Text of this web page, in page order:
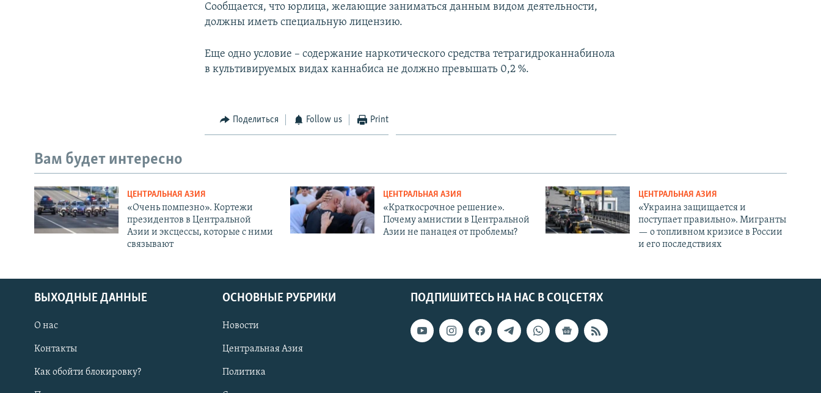
Сообщается, что юрлица, желающие заниматься данным видом деятельности,
должны иметь специальную лицензию.
Еще одно условие – содержание наркотического средства тетрагидроканнабинола
в культивируемых видах каннабиса не должно превышать 0,2 %.
Поделиться Follow us Print
Вам будет интересно
ЦЕНТРАЛЬНАЯ АЗИЯ
«Очень помпезно». Кортежи
президентов в Центральной
Азии и эксцессы, которые с ними
связывают
ЦЕНТРАЛЬНАЯ АЗИЯ
«Краткосрочное решение».
Почему амнистии в Центральной
Азии не панацея от проблемы?
ЦЕНТРАЛЬНАЯ АЗИЯ
«Украина защищается и
поступает правильно». Мигранты
— о топливном кризисе в России
и его последствиях
ПОДПИШИТЕСЬ НА НАС В СОЦСЕТЯХ
ВЫХОДНЫЕ ДАННЫЕ
О нас
Контакты
Как обойти блокировку?
ОСНОВНЫЕ РУБРИКИ
Новости
Центральная Азия
Политика